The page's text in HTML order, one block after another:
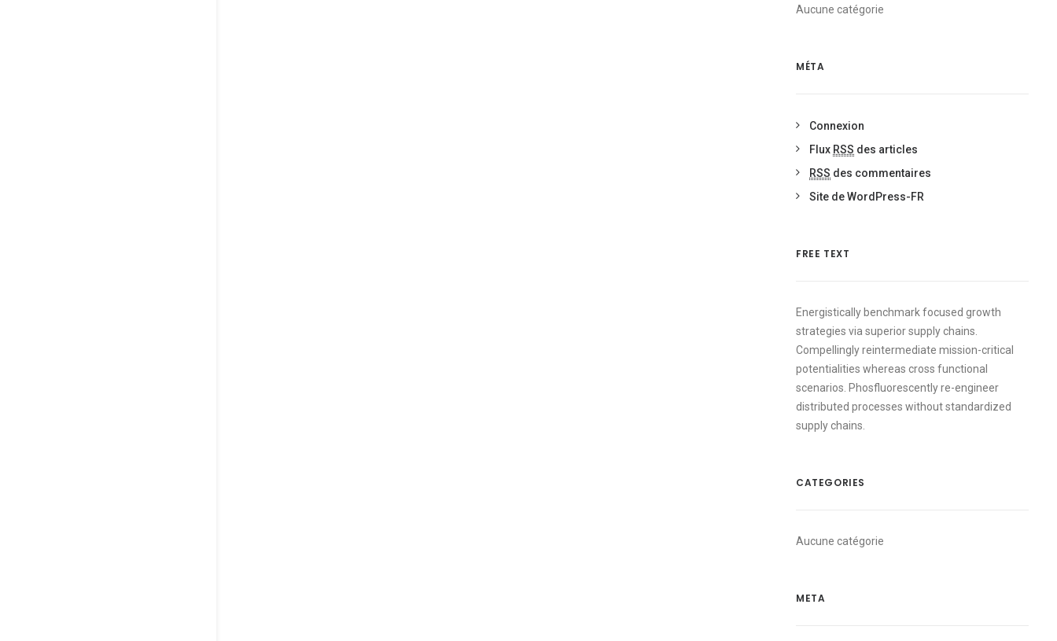
Aucune catégorie
MÉTA
Connexion
Flux RSS des articles
RSS des commentaires
Site de WordPress-FR
FREE TEXT
Energistically benchmark focused growth
strategies via superior supply chains.
Compellingly reintermediate mission-critical
potentialities whereas cross functional
scenarios. Phosfluorescently re-engineer
distributed processes without standardized
supply chains.
CATEGORIES
Aucune catégorie
META